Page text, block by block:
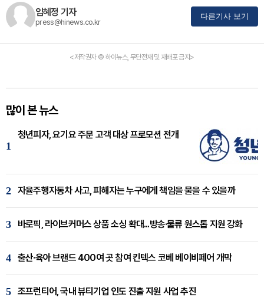
임혜정 기자
press@hinews.co.kr
다른기사 보기
<저작권자 © 하이뉴스, 무단전재 및 재배포 금지>
많이 본 뉴스
1
청년피자, 요기요 주문 고객 대상 프로모션 전개
2 자율주행자동차 사고, 피해자는 누구에게 책임을 물을 수 있을까
3 바로픽, 라이브커머스 상품 소싱 확대...방송·물류 원스톱 지원 강화
4 출산·육아 브랜드 400여 곳 참여 킨텍스 코베 베이비페어 개막
5 조프런티어, 국내 뷰티기업 인도 진출 지원 사업 추진